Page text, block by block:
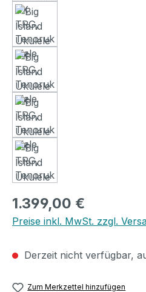
Regulärer Preis:
1.399,00 €
Preise inkl. MwSt. zzgl.
Derzeit nicht verfügbar,
Zum Merkzettel hinzufügen